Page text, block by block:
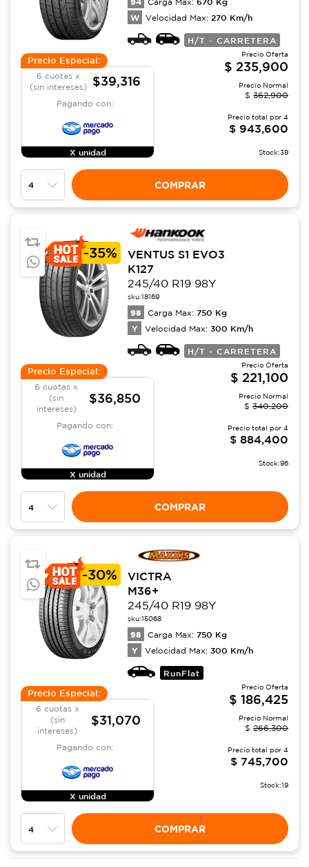
W Velocidad Max: 270 Km/h
H/T - CARRETERA
Precio Especial:
6 cuotas x
(sin intereses)
$39,316
Pagando con:
X unidad
Precio Oferta
$ 235,900
Precio Normal
$ 362,900
Precio total por 4
$ 943,600
Stock:39
COMPRAR
-35%
VENTUS S1 EVO3
K127
245/40 R19 98Y
sku:18169
98 Carga Max: 750 Kg
Y Velocidad Max: 300 Km/h
H/T - CARRETERA
Precio Especial:
6 cuotas x
(sin
intereses)
$36,850
Pagando con:
X unidad
Precio Oferta
$ 221,100
Precio Normal
$ 340,200
Precio total por 4
$ 884,400
Stock:96
COMPRAR
-30%
VICTRA
M36+
245/40 R19 98Y
sku:15068
98 Carga Max: 750 Kg
Y Velocidad Max: 300 Km/h
RunFlat
Precio Especial:
6 cuotas x
(sin
intereses)
$31,070
Pagando con:
X unidad
Precio Oferta
$ 186,425
Precio Normal
$ 266,300
Precio total por 4
$ 745,700
Stock:19
COMPRAR